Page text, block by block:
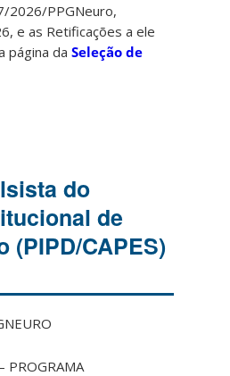
2026/PPGNeuro,
e as Retificações a ele
página daSeleção de
do
de
(PIPD/CAPES)
PROGRAMA